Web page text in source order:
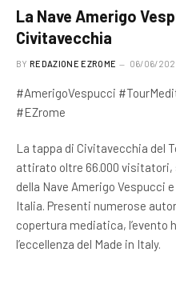
La Nave Amerigo
Civitavecchia
BY REDAZIONE EZROME 06/06/
#AmerigoVespucci
#EZrome
La tappa di Civitavecchia del
attirato oltre 66.000
della Nave Amerigo Vespucci
Italia. Presenti numerose
copertura mediatica, l’evento
l’eccellenza del Made in Italy.